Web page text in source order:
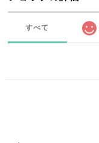
すべて